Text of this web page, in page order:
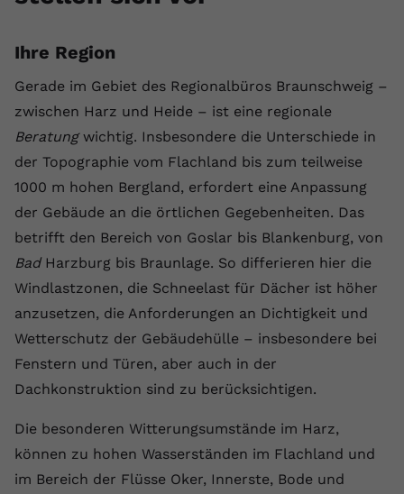
Ihre Region
Gerade im Gebiet des Regionalbüros Braunschweig –
zwischen Harz und Heide – ist eine regionale
Beratungwichtig. Insbesondere die Unterschiede in
der Topographie vom Flachland bis zum teilweise
1000 m hohen Bergland, erfordert eine Anpassung
der Gebäude an die örtlichen Gegebenheiten. Das
betrifft den Bereich von Goslar bis Blankenburg, von
BadHarzburg bis Braunlage. So differieren hier die
Windlastzonen, die Schneelast für Dächer ist höher
anzusetzen, die Anforderungen an Dichtigkeit und
Wetterschutz der Gebäudehülle – insbesondere bei
Fenstern und Türen, aber auch in der
Dachkonstruktion sind zu berücksichtigen.
Die besonderen Witterungsumstände im Harz,
können zu hohen Wasserständen im Flachland und
im Bereich der Flüsse Oker, Innerste, Bode und